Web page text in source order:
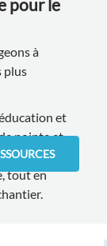
pour le
à
plus
et
pointe et
tout en